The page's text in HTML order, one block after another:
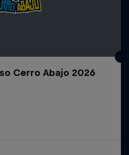
Cerro Abajo 2026